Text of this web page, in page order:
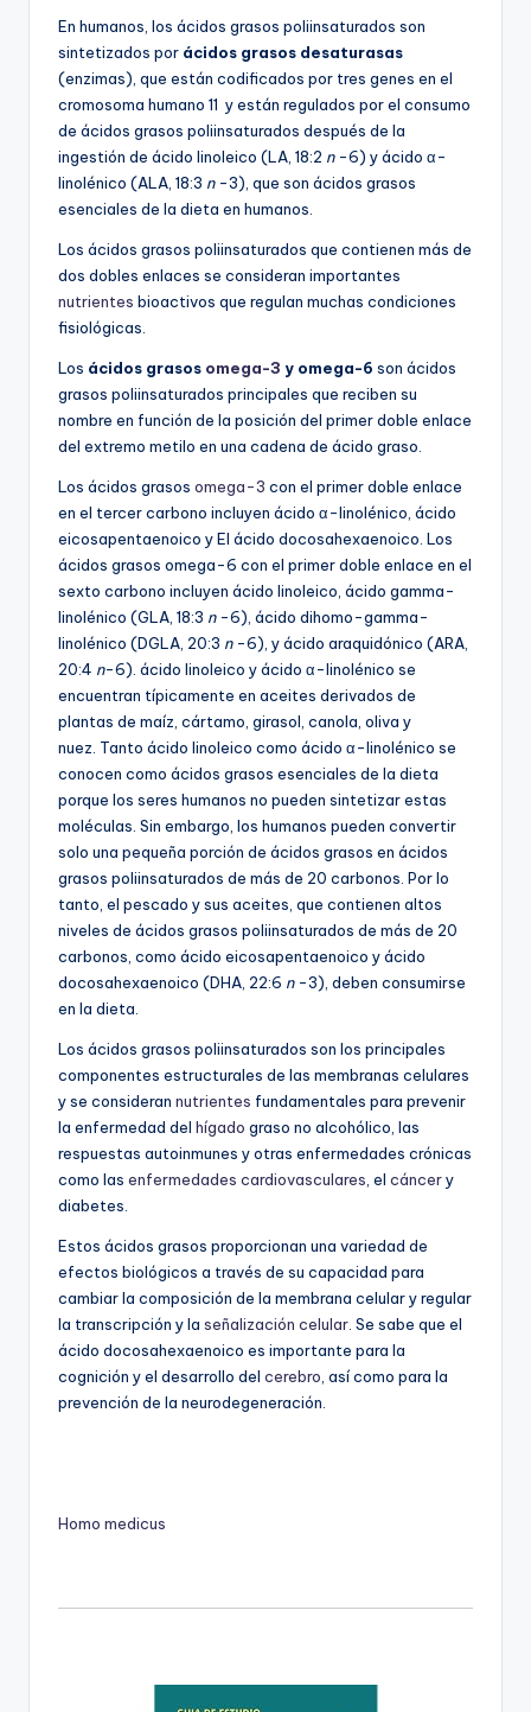
En humanos, los ácidos grasos poliinsaturados son
sintetizados por ácidos grasos desaturasas
(enzimas), que están codificados por tres genes en el
cromosoma humano 11 y están regulados por el consumo
de ácidos grasos poliinsaturados después de la
ingestión de ácido linoleico (LA, 18:2 n-6) y ácido α-
linolénico (ALA, 18:3 n-3), que son ácidos grasos
esenciales de la dieta en humanos.
Los ácidos grasos poliinsaturados que contienen más de
dos dobles enlaces se consideran importantes
nutrientes bioactivos que regulan muchas condiciones
fisiológicas.
Los ácidos grasos omega-3 y omega-6 son ácidos
grasos poliinsaturados principales que reciben su
nombre en función de la posición del primer doble enlace
del extremo metilo en una cadena de ácido graso.
Los ácidos grasos omega-3 con el primer doble enlace
en el tercer carbono incluyen ácido α-linolénico, ácido
eicosapentaenoico y El ácido docosahexaenoico. Los
ácidos grasos omega-6 con el primer doble enlace en el
sexto carbono incluyen ácido linoleico, ácido gamma-
linolénico (GLA, 18:3 n-6), ácido dihomo-gamma-
linolénico (DGLA, 20:3 n-6), y ácido araquidónico (ARA,
20:4 n-6). ácido linoleico y ácido α-linolénico se
encuentran típicamente en aceites derivados de
plantas de maíz, cártamo, girasol, canola, oliva y
nuez. Tanto ácido linoleico como ácido α-linolénico se
conocen como ácidos grasos esenciales de la dieta
porque los seres humanos no pueden sintetizar estas
moléculas. Sin embargo, los humanos pueden convertir
solo una pequeña porción de ácidos grasos en ácidos
grasos poliinsaturados de más de 20 carbonos. Por lo
tanto, el pescado y sus aceites, que contienen altos
niveles de ácidos grasos poliinsaturados de más de 20
carbonos, como ácido eicosapentaenoico y ácido
docosahexaenoico (DHA, 22:6 n-3), deben consumirse
en la dieta.
Los ácidos grasos poliinsaturados son los principales
componentes estructurales de las membranas celulares
y se consideran nutrientes fundamentales para prevenir
la enfermedad del hígado graso no alcohólico, las
respuestas autoinmunes y otras enfermedades crónicas
como las enfermedades cardiovasculares, el cáncery
diabetes.
Estos ácidos grasos proporcionan una variedad de
efectos biológicos a través de su capacidad para
cambiar la composición de la membrana celular y regular
la transcripción y la señalización celular. Se sabe que el
ácido docosahexaenoico es importante para la
cognición y el desarrollo del cerebro, así como para la
prevención de la neurodegeneración.
Homo medicus